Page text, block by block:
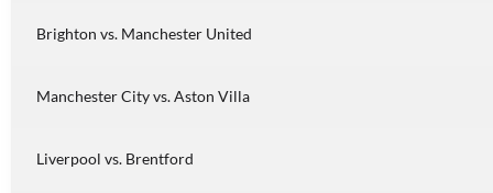
Brighton vs. Manchester United
Manchester City vs. Aston Villa
Liverpool vs. Brentford